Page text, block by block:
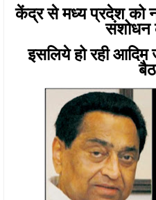
केंद्र से मध्य प्रदेश को
संशोधन
इसलिये हो रही आदिम